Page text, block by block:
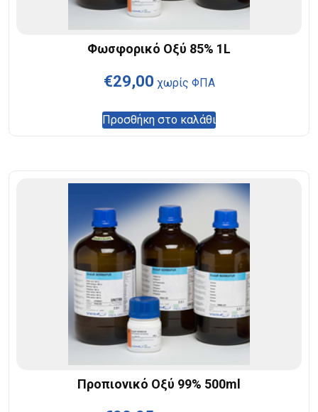
Φωσφορικό Οξύ 85% 1L
€29,00 χωρίς ΦΠΑ
Προσθήκη στο καλάθι
Προπιονικό Οξύ 99% 500ml